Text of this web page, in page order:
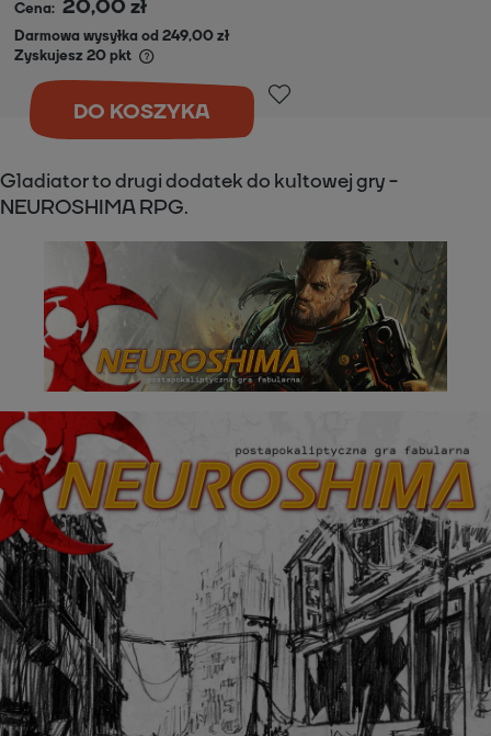
Cena: 20,00 zł
Darmowa wysyłka od 249,00 zł
Zyskujesz20pkt
DO KOSZYKA
Gladiator to drugi dodatek do kultowej gry -
NEUROSHIMA RPG.